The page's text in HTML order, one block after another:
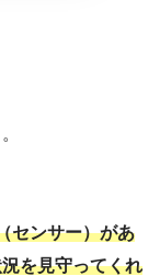
センサー）があ
を見守ってくれ